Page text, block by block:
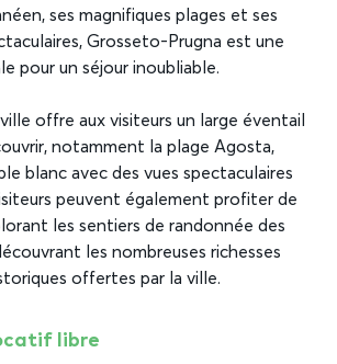
ses magnifiques plages et ses
Grosseto-Prugna est une
pour un séjour inoubliable.
offre aux visiteurs un large éventail
notamment la plage Agosta,
blanc avec des vues spectaculaires
peuvent également profiter de
les sentiers de randonnée des
les nombreuses richesses
offertes par la ville.
libre